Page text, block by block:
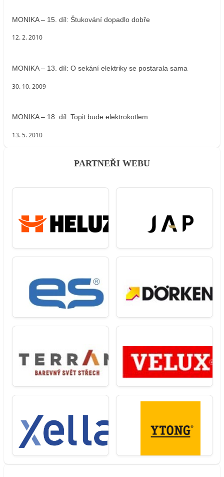
MONIKA – 15. díl: Štukování dopadlo dobře
12. 2. 2010
MONIKA – 13. díl: O sekání elektriky se postarala sama
30. 10. 2009
MONIKA – 18. díl: Topit bude elektrokotlem
13. 5. 2010
PARTNEŘI WEBU